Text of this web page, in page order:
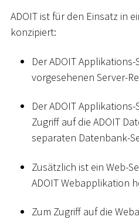
ADOIT ist für den Einsatz in
konzipiert:
Der ADOIT
vorgesehenen Server-
Der ADOIT
Zugriff auf die ADOIT
separaten Datenbank-
Zusätzlich ist ein Web-
ADOIT Webapplikation
Zum Zugriff auf die